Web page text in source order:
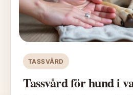
TASSVÅRD
Tassvård för hund i